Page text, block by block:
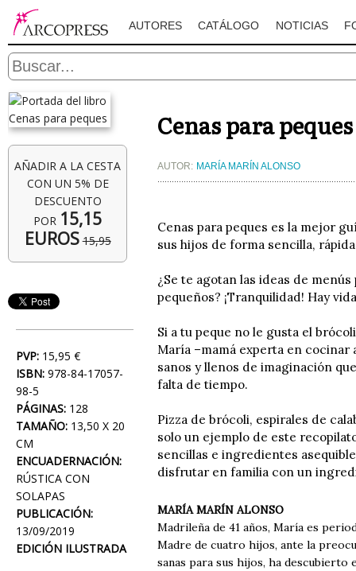
AUTORES CATÁLOGO NOTICIAS
AÑADIR A LA CESTA
CON UN 5% DE
DESCUENTO
POR 15,15
EUROS 15,95
PVP: 15,95 €
ISBN: 978-84-17057-
98-5
PÁGINAS: 128
TAMAÑO: 13,50 X 20
CM
ENCUADERNACIÓN:
RÚSTICA CON
SOLAPAS
PUBLICACIÓN:
13/09/2019
EDICIÓN ILUSTRADA
Cenas para peques
AUTOR: MARÍA MARÍN ALONSO
Cenas para peques es la mejor
sus hijos de forma sencilla,
¿Se te agotan las ideas de
pequeños? ¡Tranquilidad! Hay
Si a tu peque no le gusta el
María –mamá experta en
sanos y llenos de imaginación
falta de tiempo.
Pizza de brócoli, espirales de
solo un ejemplo de este
sencillas e ingredientes
disfrutar en familia con un
MARÍA MARÍN ALONSO
Madrileña de 41 años, María es
Madre de cuatro hijos, ante la
sanas para sus hijos, ha descubierto